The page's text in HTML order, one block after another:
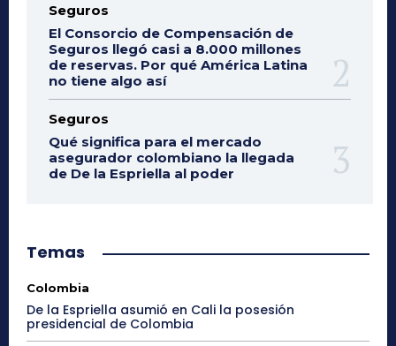
Seguros
El Consorcio de Compensación de
Seguros llegó casi a 8.000 millones
de reservas. Por qué América Latina
no tiene algo así
Seguros
Qué significa para el mercado
asegurador colombiano la llegada
de De la Espriella al poder
Temas
Colombia
De la Espriella asumió en Cali la posesión
presidencial de Colombia